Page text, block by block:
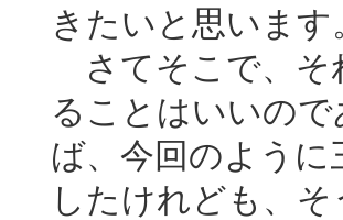
きたいと思います
さてそこで、そ
ることはいいの
ば、今回のよう
したけれども、